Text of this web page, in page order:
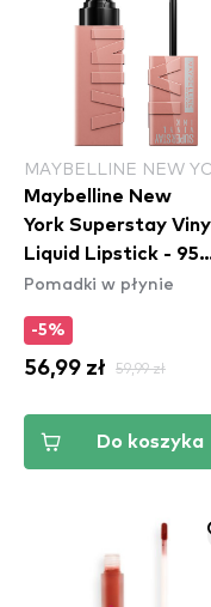
MAYBELLINE NEW
Maybelline New
York Superstay
Liquid Lipstick - 95
Captivated
Pomadki w płynie
-5%
56,99 zł 59,99 zł
Do koszyka